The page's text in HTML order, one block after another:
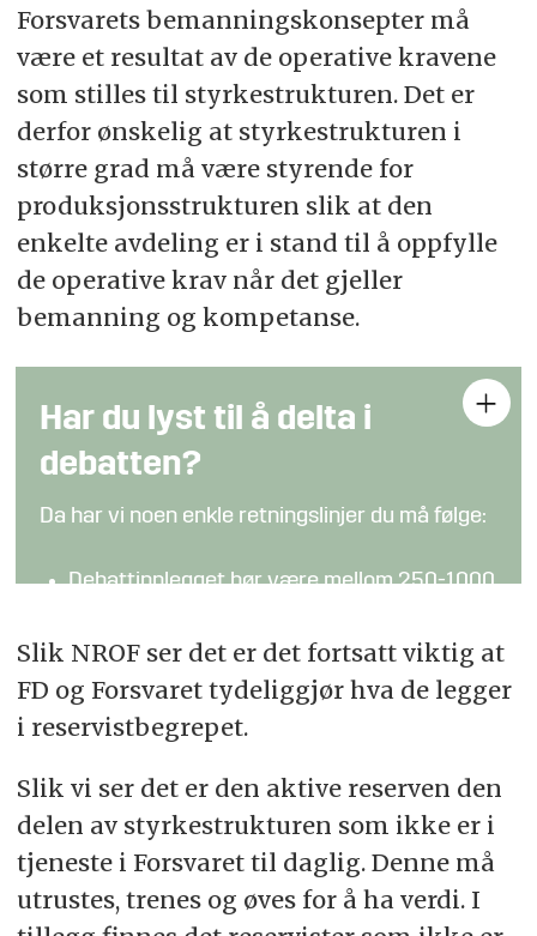
Forsvarets bemanningskonsepter må
være et resultat av de operative kravene
som stilles til styrkestrukturen. Det er
derfor ønskelig at styrkestrukturen i
større grad må være styrende for
produksjonsstrukturen slik at den
enkelte avdeling er i stand til å oppfylle
de operative krav når det gjeller
bemanning og kompetanse.
Har du lyst til å delta i
debatten?
Da har vi noen enkle retningslinjer du må følge:
Debattinnlegget bør være mellom 250-1000
Kronikker og analyser fra fagpersoner kan
være lengre
Det er forskjell på meninger og fakta:
underbygges (bidra gjerne med lenker og
tilleggsinformasjon)
Hold en saklig tone
Send bidraget tildebatt@fofo.no
Slik NROF ser det er det fortsatt viktig at
FD og Forsvaret tydeliggjør hva de legger
i reservistbegrepet.
Slik vi ser det er den aktive reserven den
delen av styrkestrukturen som ikke er i
tjeneste i Forsvaret til daglig. Denne må
utrustes, trenes og øves for å ha verdi. I